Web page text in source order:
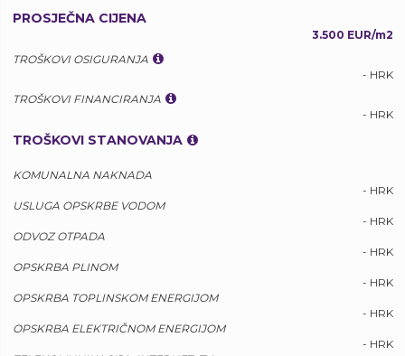
PROSJEČNA CIJENA
3.500 EUR/m2
TROŠKOVI OSIGURANJA
- HRK
TROŠKOVI FINANCIRANJA
- HRK
TROŠKOVI STANOVANJA
KOMUNALNA NAKNADA
- HRK
USLUGA OPSKRBE VODOM
- HRK
ODVOZ OTPADA
- HRK
OPSKRBA PLINOM
- HRK
OPSKRBA TOPLINSKOM ENERGIJOM
- HRK
OPSKRBA ELEKTRIČNOM ENERGIJOM
- HRK